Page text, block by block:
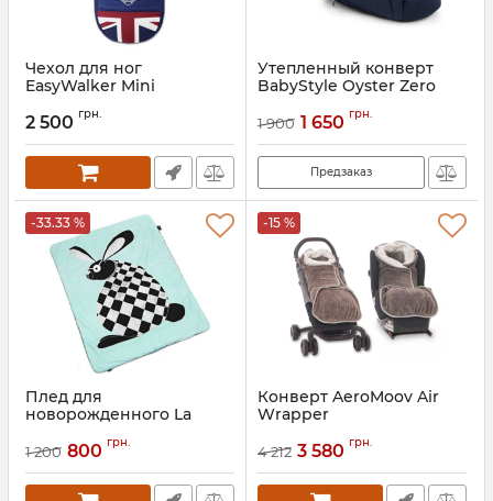
Чехол для ног
EasyWalker Mini
2 500 грн.
Утепленный конверт
BabyStyle Oyster Zero
1 900 1 650 грн.
Предзаказ
-33.33 %
Плед для
новорожденного La
1 200 800 грн.
-15 %
Конверт AeroMoov Air
Wrapper
4 212 3 580 грн.